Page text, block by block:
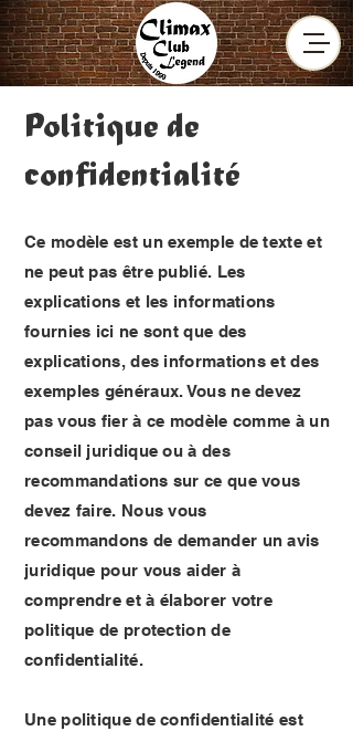
Politique de
confidentialité
Ce modèle est un exemple de texte et
ne peut pas être publié. Les
explications et les informations
fournies ici ne sont que des
explications, des informations et des
exemples généraux. Vous ne devez
pas vous fier à ce modèle comme à un
conseil juridique ou à des
recommandations sur ce que vous
devez faire. Nous vous
recommandons de demander un avis
juridique pour vous aider à
comprendre et à élaborer votre
politique de protection de
confidentialité.
Une politique de confidentialité est